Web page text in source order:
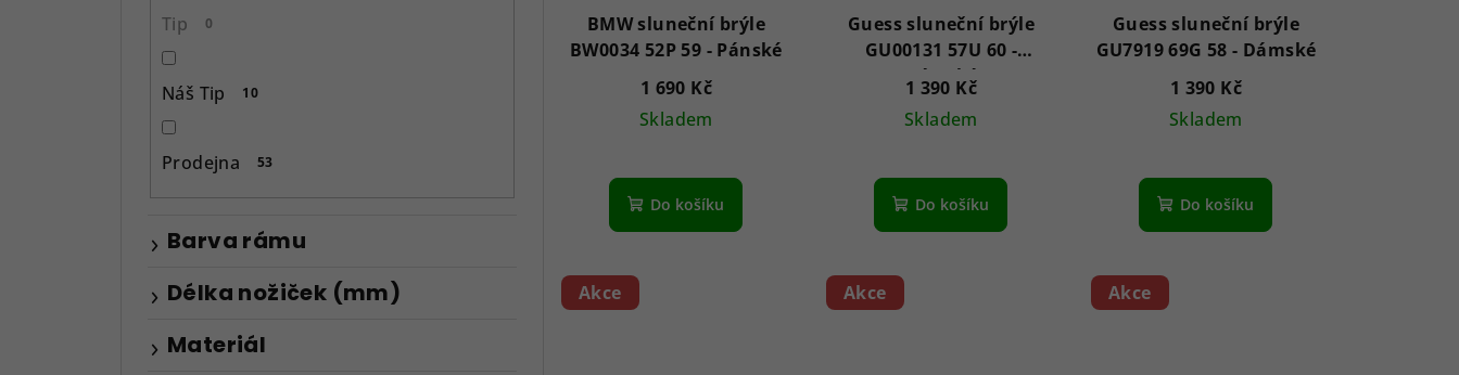
Tip 0
Náš Tip 10
Prodejna 53
Barva rámu
Délka nožiček (mm)
Materiál
o
r
t
ů
BMW sluneční brýle
BW0034 52P 59 - Pánské
1 690 Kč
Skladem
Do košíku
Guess sluneční brýle
GU00131 57U 60 -
Dámské
1 390 Kč
Skladem
Do košíku
Guess sluneční brýle
GU7919 69G 58 - Dámské
1 390 Kč
Skladem
Do košíku
Akce Akce Akce